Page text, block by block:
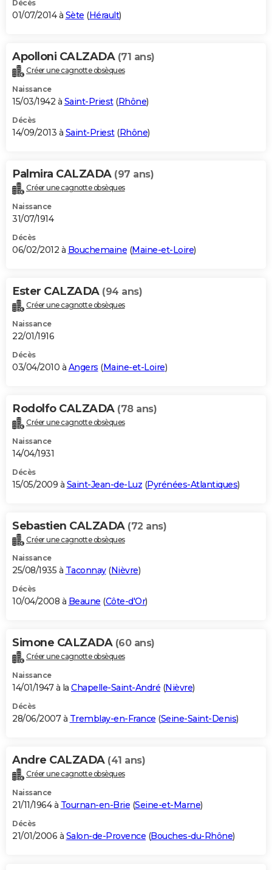
Décès
01/07/2014 à Sète (Hérault)
Apolloni CALZADA (71 ans)
Créer une cagnotte obsèques
Naissance
15/03/1942 à Saint-Priest(Rhône)
Décès
14/09/2013 à Saint-Priest(Rhône)
Palmira CALZADA (97 ans)
Créer une cagnotte obsèques
Naissance
31/07/1914
Décès
06/02/2012 à Bouchemaine (Maine-et-Loire)
Ester CALZADA (94 ans)
Créer une cagnotte obsèques
Naissance
22/01/1916
Décès
03/04/2010 à Angers (Maine-et-Loire)
Rodolfo CALZADA (78 ans)
Créer une cagnotte obsèques
Naissance
14/04/1931
Décès
15/05/2009 à Saint-Jean-de-Luz (Pyrénées-Atlantiques)
Sebastien CALZADA (72 ans)
Créer une cagnotte obsèques
Naissance
25/08/1935 à Taconnay(Nièvre)
Décès
10/04/2008 à Beaune (Côte-d'Or)
Simone CALZADA (60 ans)
Créer une cagnotte obsèques
Naissance
14/01/1947 à la Chapelle-Saint-André (Nièvre)
Décès
28/06/2007 à Tremblay-en-France (Seine-Saint-Denis)
Andre CALZADA (41 ans)
Créer une cagnotte obsèques
Naissance
21/11/1964 à Tournan-en-Brie (Seine-et-Marne)
Décès
21/01/2006 à Salon-de-Provence (Bouches-du-Rhône)